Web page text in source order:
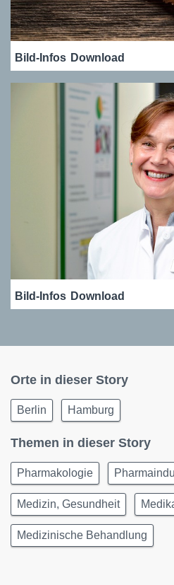
Bild-Infos Download
Bild-Infos Download
Orte in dieser Story
Berlin Hamburg
Themen in dieser Story
Pharmakologie
Medizin, Gesundheit
Medizinische Behandlung